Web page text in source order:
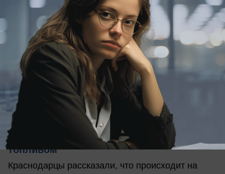
вчера в 13:39
Общество
«Сезон закончится – бензин будет»:
краснодарцы опять встали в очереди за
топливом
Краснодарцы рассказали, что происходит на